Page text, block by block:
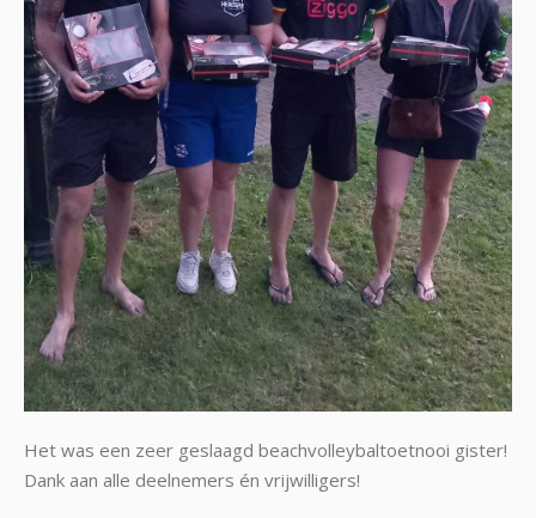
Het was een zeer geslaagd beachvolleybaltoetnooi gister!
Dank aan alle deelnemers én vrijwilligers!